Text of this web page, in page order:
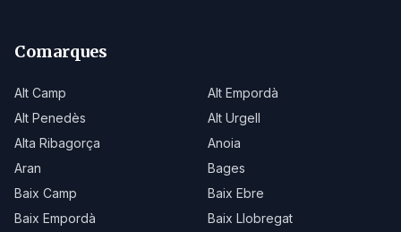
Comarques
Alt Camp
Alt Empordà
Alt Penedès
Alt Urgell
Alta Ribagorça
Anoia
Aran
Bages
Baix Camp
Baix Ebre
Baix Empordà
Baix Llobregat